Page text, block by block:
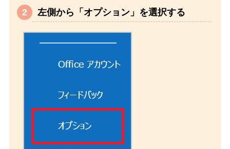
左側から「オプション」を選択する